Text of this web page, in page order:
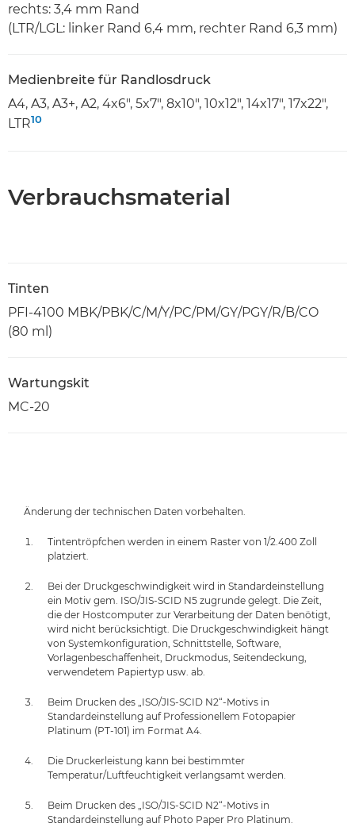
rechts: 3,4 mm Rand
(LTR/LGL: linker Rand 6,4 mm, rechter Rand 6,3 mm)
Medienbreite für Randlosdruck
A4, A3, A3+, A2, 4x6", 5x7", 8x10", 10x12", 14x17", 17x22",
LTR10
Verbrauchsmaterial
Tinten
PFI-4100 MBK/PBK/C/M/Y/PC/PM/GY/PGY/R/B/CO
(80 ml)
Wartungskit
MC-20
Änderung der technischen Daten vorbehalten.
Tintentröpfchen werden in einem Raster von 1/2.400 Zoll
platziert.
Bei der Druckgeschwindigkeit wird in Standardeinstellung
ein Motiv gem. ISO/JIS-SCID N5 zugrunde gelegt. Die Zeit,
die der Hostcomputer zur Verarbeitung der Daten benötigt,
wird nicht berücksichtigt. Die Druckgeschwindigkeit hängt
von Systemkonfiguration, Schnittstelle, Software,
Vorlagenbeschaffenheit, Druckmodus, Seitendeckung,
verwendetem Papiertyp usw. ab.
Beim Drucken des „ISO/JIS-SCID N2“-Motivs in
Standardeinstellung auf Professionellem Fotopapier
Platinum (PT-101) im Format A4.
Die Druckerleistung kann bei bestimmter
Temperatur/Luftfeuchtigkeit verlangsamt werden.
Beim Drucken des „ISO/JIS-SCID N2“-Motivs in
Standardeinstellung auf Photo Paper Pro Platinum.